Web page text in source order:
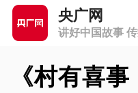
央广网
讲好中国故事
《村有喜